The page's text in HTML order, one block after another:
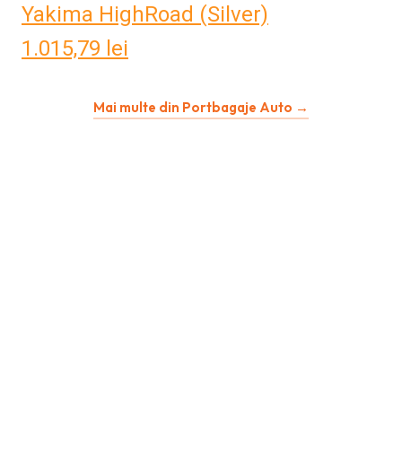
Yakima HighRoad (Silver)
1.015,79 lei
Mai multe din Portbagaje Auto →